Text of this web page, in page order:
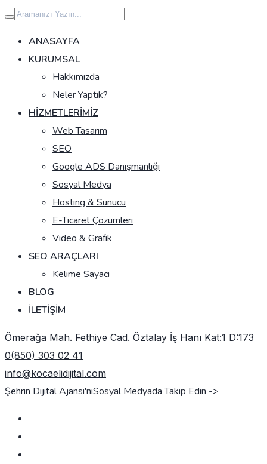
İçeriğe
geç
ANASAYFA
KURUMSAL
Hakkımızda
Neler Yaptık?
HIZMETLERIMIZ
Web Tasarım
SEO
Google ADS Danışmanlığı
Sosyal Medya
Hosting & Sunucu
E-Ticaret Çözümleri
Video & Grafik
SEO ARAÇLARI
Kelime Sayacı
BLOG
İLETIŞIM
Ömerağa Mah. Fethiye Cad. Öztalay İş Hanı Kat:1 D:173
0(850) 303 02 41
info@kocaelidijital.com
Şehrin Dijital Ajansı'nıSosyal Medyada Takip Edin ->